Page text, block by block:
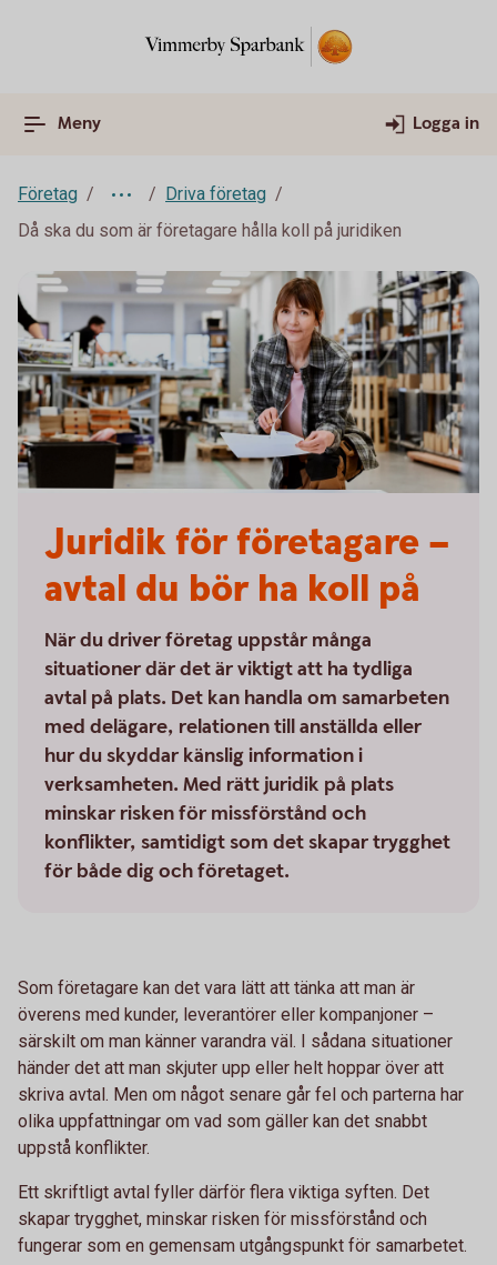
Meny Logga in
Företag
Driva företag
Då ska du som är företagare hålla koll på juridiken
Juridik för företagare –
avtal du bör ha koll på
När du driver företag uppstår många
situationer där det är viktigt att ha tydliga
avtal på plats. Det kan handla om samarbeten
med delägare, relationen till anställda eller
hur du skyddar känslig information i
verksamheten. Med rätt juridik på plats
minskar risken för missförstånd och
konflikter, samtidigt som det skapar trygghet
för både dig och företaget.
Som företagare kan det vara lätt att tänka att man är
överens med kunder, leverantörer eller kompanjoner –
särskilt om man känner varandra väl. I sådana situationer
händer det att man skjuter upp eller helt hoppar över att
skriva avtal. Men om något senare går fel och parterna har
olika uppfattningar om vad som gäller kan det snabbt
uppstå konflikter.
Ett skriftligt avtal fyller därför flera viktiga syften. Det
skapar trygghet, minskar risken för missförstånd och
fungerar som en gemensam utgångspunkt för samarbetet.